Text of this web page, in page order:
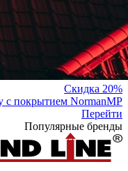
Скидка 20%
с покрытием NormanMP
Перейти
Популярные бренды